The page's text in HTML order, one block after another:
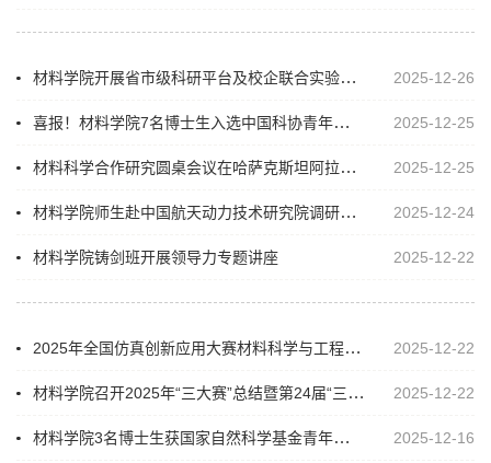
材料学院开展省市级科研平台及校企联合实验室平台考核 2025-12-26
喜报！材料学院7名博士生入选中国科协青年科技人才培育工程博士生专项 2025-12-25
材料科学合作研究圆桌会议在哈萨克斯坦阿拉木图举办 2025-12-25
材料学院师生赴中国航天动力技术研究院调研交流 2025-12-24
材料学院铸剑班开展领导力专题讲座 2025-12-22
2025年全国仿真创新应用大赛材料科学与工程方向总决赛在我校举办 2025-12-22
材料学院召开2025年“三大赛”总结暨第24届“三航杯”创新大赛动员会 2025-12-22
材料学院3名博士生获国家自然科学基金青年学生基础研究项目 2025-12-16